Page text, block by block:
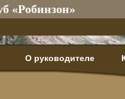
«Робинзон»
О руководителе